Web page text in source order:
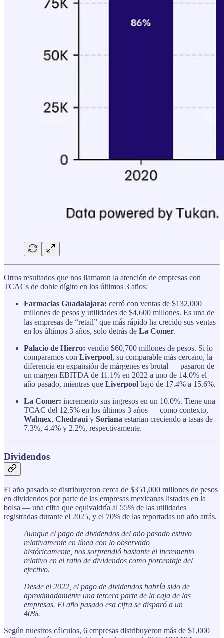
Otros resultados que nos llamaron la atención de empresas con
TCACs de doble dígito en los últimos 3 años:
Farmacias Guadalajara: cerró con ventas de $132,000
millones de pesos y utilidades de $4,600 millones. Es una de
las empresas de “retail” que más rápido ha crecido sus ventas
en los últimos 3 años, solo detrás de La Comer.
Palacio de Hierro: vendió $60,700 millones de pesos. Si lo
comparamos con Liverpool, su comparable más cercano, la
diferencia en expansión de márgenes es brutal — pasaron de
un margen EBITDA de 11.1% en 2022 a uno de 14.0% el
año pasado, mientras que Liverpool bajó de 17.4% a 15.6%.
La Comer: incremento sus ingresos en un 10.0%. Tiene una
TCAC del 12.5% en los últimos 3 años — como contexto,
Walmex, Chedraui y Soriana estarían creciendo a tasas de
7.3%, 4.4% y 2.2%, respectivamente.
Dividendos
El año pasado se distribuyeron cerca de $351,000 millones de pesos
en dividendos por parte de las empresas mexicanas listadas en la
bolsa — una cifra que equivaldría al 55% de las utilidades
registradas durante el 2025, y el 70% de las reportadas un año atrás.
Aunque el pago de dividendos del año pasado estuvo
relativamente en línea con lo observado
históricamente, nos sorprendió bastante el incremento
relativo en el ratio de dividendos como porcentaje del
efectivo.
Desde el 2022, el pago de dividendos habría sido de
aproximadamente una tercera parte de la caja de las
empresas. El año pasado esa cifra se disparó a un
40%.
Según nuestros cálculos, 6 empresas distribuyeron más de $1,000